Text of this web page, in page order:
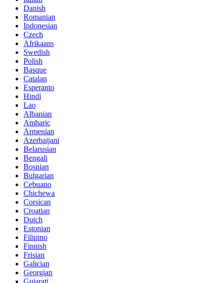
Danish
Romanian
Indonesian
Czech
Afrikaans
Swedish
Polish
Basque
Catalan
Esperanto
Hindi
Lao
Albanian
Amharic
Armenian
Azerbaijani
Belarusian
Bengali
Bosnian
Bulgarian
Cebuano
Chichewa
Corsican
Croatian
Dutch
Estonian
Filipino
Finnish
Frisian
Galician
Georgian
Gujarati